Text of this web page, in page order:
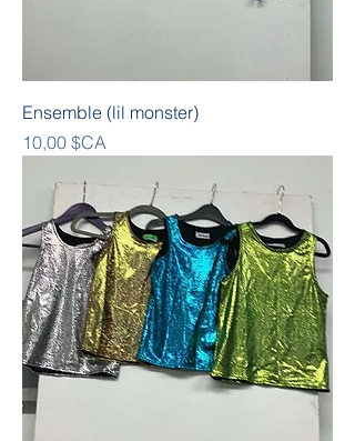
Ensemble (lil monster)
Prix
10,00 $CA